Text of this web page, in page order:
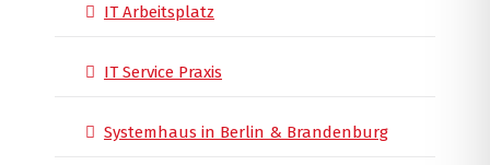
IT Arbeitsplatz
IT Service Praxis
Systemhaus in Berlin & Brandenburg